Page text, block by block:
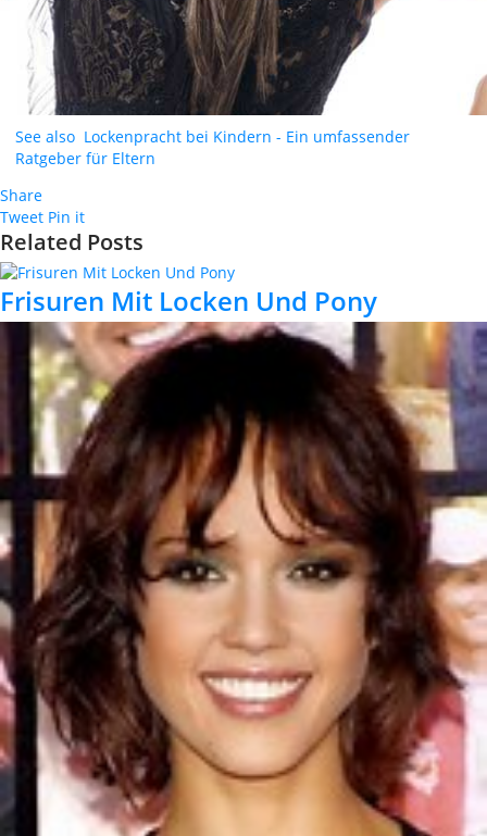
See also Lockenpracht bei Kindern - Ein umfassender
Ratgeber für Eltern
Share
Tweet Pin it
Related Posts
Frisuren Mit Locken Und Pony